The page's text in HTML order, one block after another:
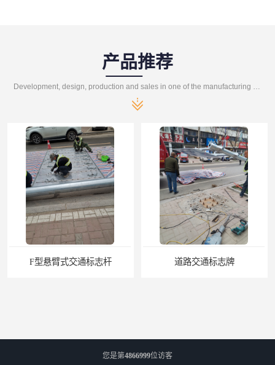
产品推荐
F型悬臂式交通标志杆 道路交通标志牌
您是第4866999位访客